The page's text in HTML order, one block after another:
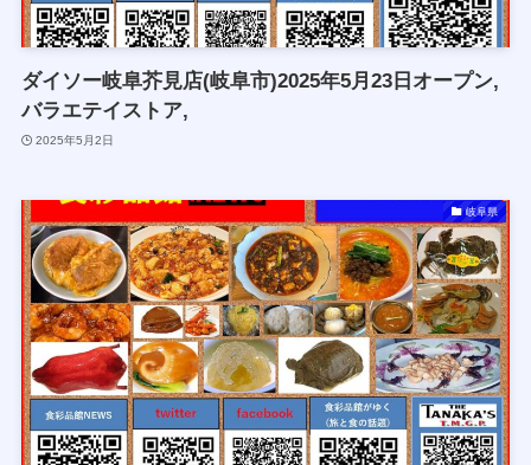
ダイソー岐阜芥見店(岐阜市)2025年5月23日オープン,
バラエテイストア,
2025年5月2日
岐阜県